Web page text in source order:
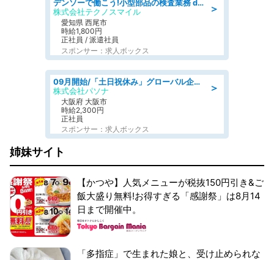
＞
デンソーで働こう!小型部品の検査業務 denso aichi
株式会社テクノスマイル
愛知県 西尾市
時給1,800円
正社員 / 派遣社員
スポンサー：求人ボックス
＞
09月開始/「土日祝休み」グローバル企業での産業保健のお仕事/保健師/高時給/残業なし/服装自由
株式会社パソナ
大阪府 大阪市
時給2,300円
正社員
スポンサー：求人ボックス
姉妹サイト
【かつや】人気メニューが税抜150円引き&ご
飯大盛り無料!お得すぎる「感謝祭」は8月14
日まで開催中。
「多指症」で生まれた娘と、受け止められな